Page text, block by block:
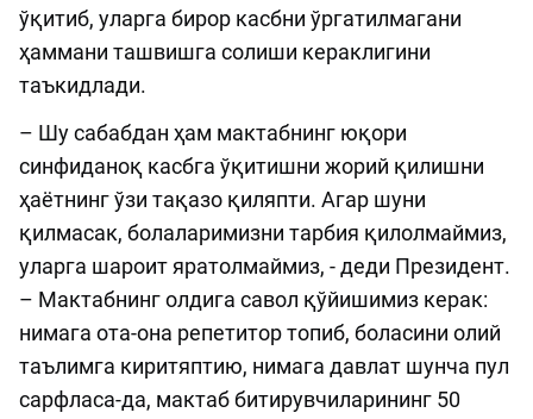
ўқитиб, уларга бирор касбни ўргатилмагани
ҳаммани ташвишга солиши кераклигини
таъкидлади.
– Шу сабабдан ҳам мактабнинг юқори
синфиданоқ касбга ўқитишни жорий қилишни
ҳаётнинг ўзи тақазо қиляпти. Агар шуни
қилмасак, болаларимизни тарбия қилолмаймиз,
уларга шароит яратолмаймиз, - деди Президент.
– Мактабнинг олдига савол қўйишимиз керак:
нимага ота-она репетитор топиб, боласини олий
таълимга киритяптию, нимага давлат шунча пул
сарфласа-да, мактаб битирувчиларининг 50